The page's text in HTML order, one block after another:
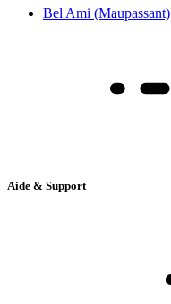
Bel Ami (Maupassant)
Aide & Support